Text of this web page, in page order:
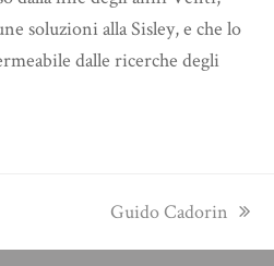
soluzioni alla Sisley, e che lo
dalle ricerche degli
next
Guido Cadorin